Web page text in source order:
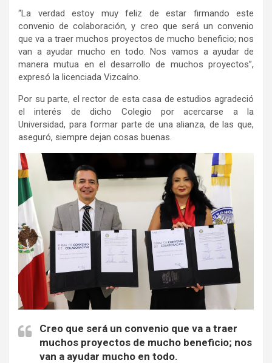
“La verdad estoy muy feliz de estar firmando este
convenio de colaboración, y creo que será un convenio
que va a traer muchos proyectos de mucho beneficio; nos
van a ayudar mucho en todo. Nos vamos a ayudar de
manera mutua en el desarrollo de muchos proyectos”,
expresó la licenciada Vizcaíno.
Por su parte, el rector de esta casa de estudios agradeció
el interés de dicho Colegio por acercarse a la
Universidad, para formar parte de una alianza, de las que,
aseguró, siempre dejan cosas buenas.
Creo que será un convenio que va a traer
muchos proyectos de mucho beneficio; nos
van a ayudar mucho en todo.